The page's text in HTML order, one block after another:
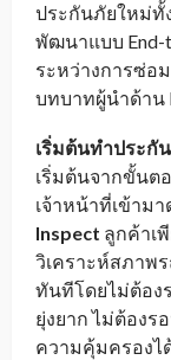
ประกันภัยใหม่ทั้
พัฒนาแบบ End-
ระหว่างการซ่อ
บทบาทผู้นำด้าน
เริ่มต้นทำประกั
เริ่มต้นจากขั้นต
เจ้าหน้าที่เข้าม
Inspect ลูกค้าเ
วิเคราะห์สภาพ
ทันทีโดยไม่ต้อง
ยุ่งยาก ไม่ต้อง
ความคุ้มครองไ